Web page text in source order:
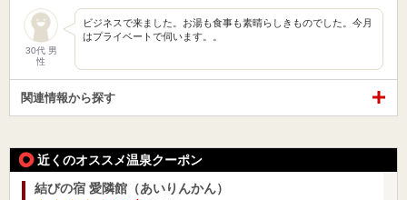
30代 男
性
ビジネスで来ました。お湯も食事も素晴らしきものでした。今月
はプライベートで伺います。。
関連情報から探す
近くのオススメ温泉クーポン
結びの宿 愛隣館（あいりんかん）